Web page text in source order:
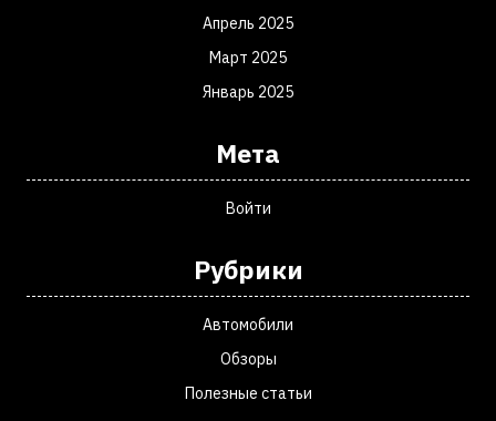
Апрель 2025
Март 2025
Январь 2025
Мета
Войти
Рубрики
Автомобили
Обзоры
Полезные статьи